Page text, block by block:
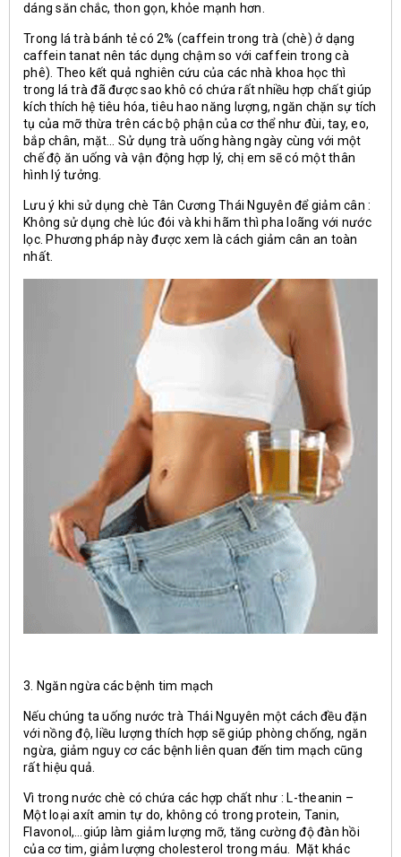
dáng săn chắc, thon gọn, khỏe mạnh hơn.
Trong lá trà bánh tẻ có 2% (caffein trong trà (chè) ở dạng
caffein tanat nên tác dụng chậm so với caffein trong cà
phê). Theo kết quả nghiên cứu của các nhà khoa học thì
trong lá trà đã được sao khô có chứa rất nhiều hợp chất giúp
kích thích hệ tiêu hóa, tiêu hao năng lượng, ngăn chặn sự tích
tụ của mỡ thừa trên các bộ phận của cơ thể như đùi, tay, eo,
bắp chân, mặt… Sử dụng trà uống hàng ngày cùng với một
chế độ ăn uống và vận động hợp lý, chị em sẽ có một thân
hình lý tưởng.
Lưu ý khi sử dụng chè Tân Cương Thái Nguyên để giảm cân :
Không sử dụng chè lúc đói và khi hãm thì pha loãng với nước
lọc. Phương pháp này được xem là cách giảm cân an toàn
nhất.
3. Ngăn ngừa các bệnh tim mạch
Nếu chúng ta uống nước trà Thái Nguyên một cách đều đặn
với nồng độ, liều lượng thích hợp sẽ giúp phòng chống, ngăn
ngừa, giảm nguy cơ các bệnh liên quan đến tim mạch cũng
rất hiệu quả.
Vì trong nước chè có chứa các hợp chất như : L-theanin –
Một loại axít amin tự do, không có trong protein, Tanin,
Flavonol,…giúp làm giảm lượng mỡ, tăng cường độ đàn hồi
của cơ tim, giảm lượng cholesterol trong máu. Mặt khác